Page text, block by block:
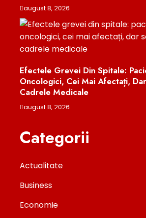
august 8, 2026
Efectele Grevei Din Spitale:
Oncologici, Cei Mai Afectați,
Cadrele Medicale
august 8, 2026
Categorii
Actualitate
Business
Economie